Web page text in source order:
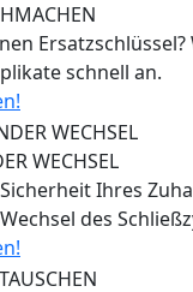
schnell an.
WECHSEL
Ihres
des